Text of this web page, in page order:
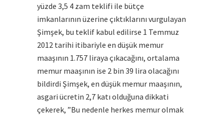
yüzde 3,5 4 zam teklifi ile bütçe
imkanlarının üzerine çıktıklarını vurgulayan
Şimşek, bu teklif kabul edilirse 1 Temmuz
2012 tarihi itibariyle en düşük memur
maaşının 1.757 liraya çıkacağını, ortalama
memur maaşının ise 2 bin 39 lira olacağını
bildirdi Şimşek, en düşük memur maaşının,
asgari ücretin 2,7 katı olduğuna dikkati
çekerek, ”Bu nedenle herkes memur olmak